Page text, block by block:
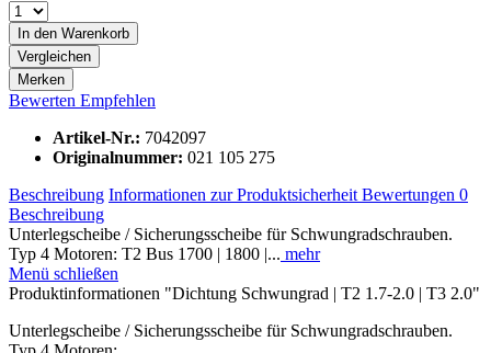
In den Warenkorb
Vergleichen
Merken
Bewerten Empfehlen
Artikel-Nr.: 7042097
Originalnummer: 021 105 275
Beschreibung Informationen zur Produktsicherheit Bewertungen 0
Beschreibung
Unterlegscheibe / Sicherungsscheibe für Schwungradschrauben.
Typ 4 Motoren: T2 Bus 1700 | 1800 |... mehr
Menü schließen
Produktinformationen "Dichtung Schwungrad | T2 1.7-2.0 | T3 2.0"
Unterlegscheibe / Sicherungsscheibe für Schwungradschrauben.